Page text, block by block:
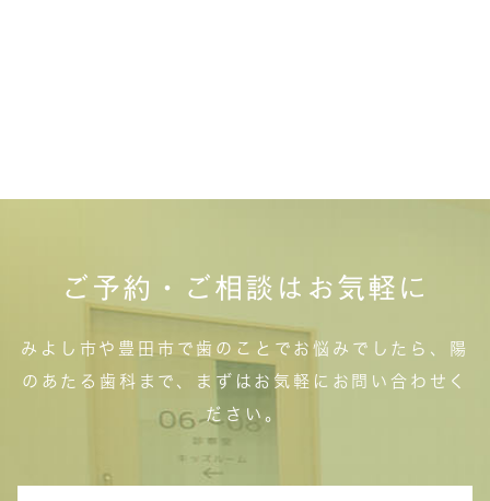
ご予約・ご相談はお気軽に
みよし市や豊田市で歯のことでお悩みでしたら、陽
のあたる歯科まで、まずはお気軽にお問い合わせく
ださい。